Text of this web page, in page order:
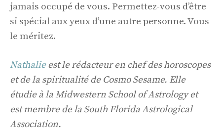
jamais occupé de vous. Permettez-vous d’être
si spécial aux yeux d’une autre personne. Vous
le méritez.
Nathalieest le rédacteur en chef des horoscopes
et de la spiritualité de Cosmo Sesame. Elle
étudie à la Midwestern School of Astrology et
est membre de la South Florida Astrological
Association.